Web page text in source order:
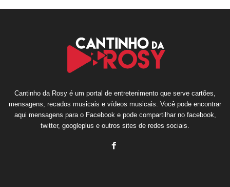
Cantinho da Rosy é um portal de entretenimento que serve cartões,
mensagens, recados musicais e vídeos musicais. Você pode encontrar
aqui mensagens para o Facebook e pode compartilhar no facebook,
twitter, googleplus e outros sites de redes sociais.